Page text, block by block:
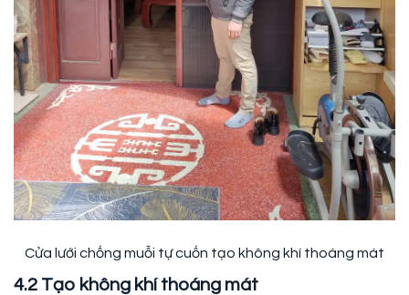
Cửa lưới chống muỗi tự cuốn tạo không khí thoáng mát
4.2 Tạo không khí thoáng mát